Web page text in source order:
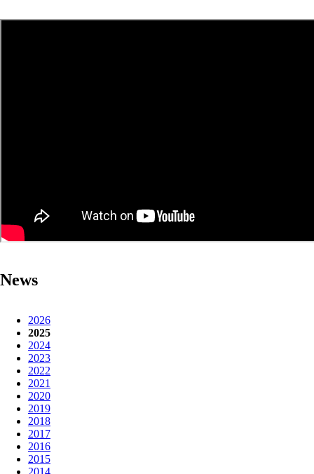
News
2026
2025
2024
2023
2022
2021
2020
2019
2018
2017
2016
2015